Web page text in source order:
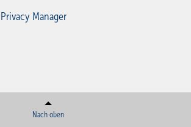
Privacy Manager
Nach oben